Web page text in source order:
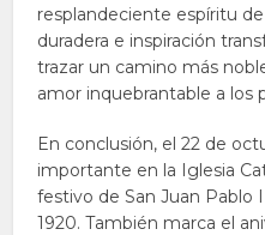
resplandeciente espíritu
duradera e inspiración
trazar un camino más
amor inquebrantable a los
En conclusión, el 22 de
importante en la Iglesia
festivo de San Juan Pablo
1920. También marca el